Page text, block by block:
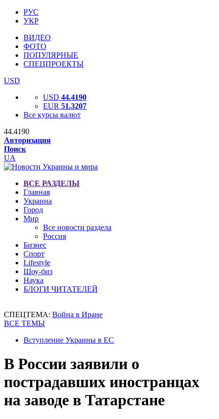
РУС
УКР
ВИДЕО
ФОТО
ПОПУЛЯРНЫЕ
СПЕЦПРОЕКТЫ
USD
USD 44.4190
EUR 51.3207
Все курсы валют
44.4190
Авторизация
Поиск
UA
ВСЕ РАЗДЕЛЫ
Главная
Украина
Город
Мир
Все новости раздела
Россия
Бизнес
Спорт
Lifestyle
Шоу-биз
Наука
БЛОГИ ЧИТАТЕЛЕЙ
СПЕЦТЕМА: Война в Иране
ВСЕ ТЕМЫ
Вступление Украины в ЕС
В России заявили о
пострадавших иностранцах
на заводе в Татарстане